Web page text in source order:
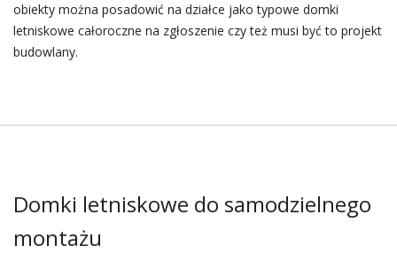
obiekty można posadowić na działce jako typowe domki
letniskowe całoroczne na zgłoszenie czy też musi być to projekt
budowlany.
Domki letniskowe do samodzielnego
montażu